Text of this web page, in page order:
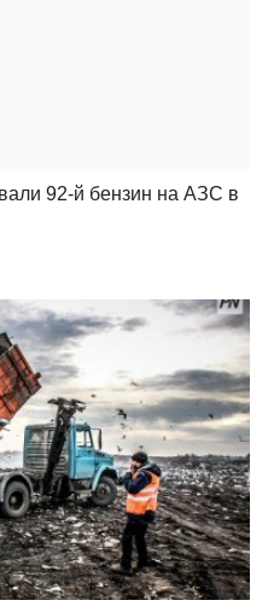
92-й бензин на АЗС в